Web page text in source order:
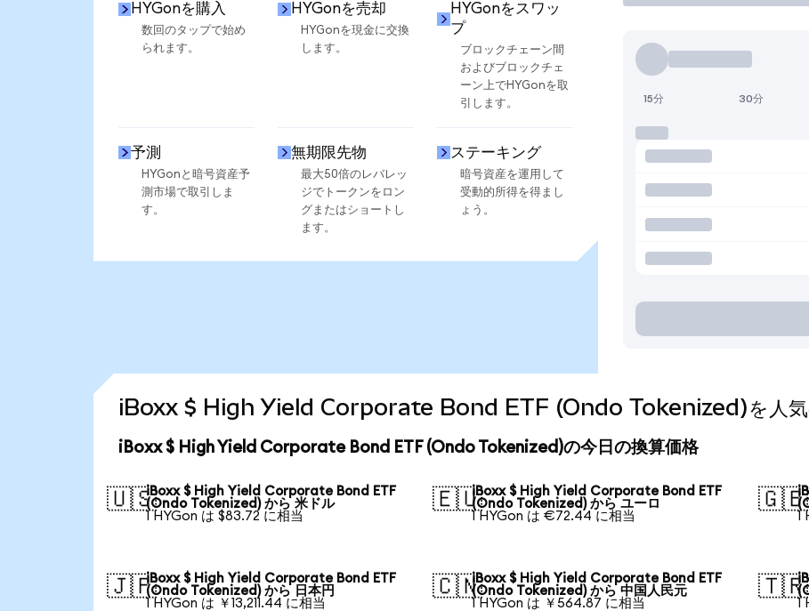
HYGonを購入
数回のタップで始め
られます。
HYGonを売却
HYGonを現金に交換
します。
HYGonをスワッ
プ
ブロックチェーン間
およびブロックチェ
ーン上でHYGonを取
引します。
予測
HYGonと暗号資産予
測市場で取引しま
す。
無期限先物
最大50倍のレバレッ
ジでトークンをロン
グまたはショートし
ます。
ステーキング
暗号資産を運用して
受動的所得を得まし
ょう。
15分 30分
iBoxx $ High Yield Corporate Bond ETF (Ondo Tokenized)を人気の
iBoxx $ High Yield Corporate Bond ETF (Ondo Tokenized)の今日の換算価格
🇺🇸iBoxx $ High Yield Corporate Bond ETF
(Ondo Tokenized) から 米ドル
1 HYGon は $83.72 に相当
🇪🇺iBoxx $ High Yield Corporate Bond ETF
(Ondo Tokenized) から ユーロ
1 HYGon は €72.44 に相当
🇬🇧
1
🇯🇵iBoxx $ High Yield Corporate Bond ETF
(Ondo Tokenized) から 日本円
1 HYGon は ￥13,211.44 に相当
🇨🇳iBoxx $ High Yield Corporate Bond ETF
(Ondo Tokenized) から 中国人民元
1 HYGon は ￥564.87 に相当
🇹🇷
1